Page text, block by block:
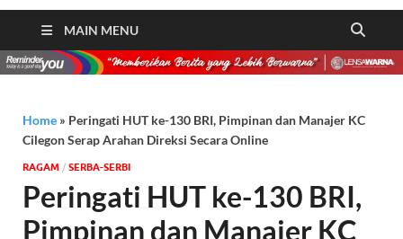
MAIN MENU
Home » Peringati HUT ke-130 BRI, Pimpinan dan Manajer KC
Cilegon Serap Arahan Direksi Secara Online
‎RAGAM / SERBA-SERBI
Peringati HUT ke-130 BRI,
Pimpinan dan Manajer KC